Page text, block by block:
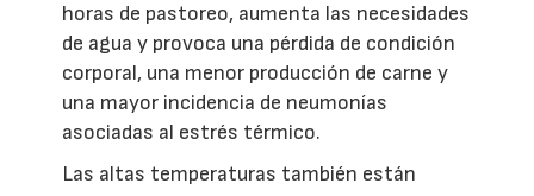
horas de pastoreo, aumenta las necesidades
de agua y provoca una pérdida de condición
corporal, una menor producción de carne y
una mayor incidencia de neumonías
asociadas al estrés térmico.
Las altas temperaturas también están